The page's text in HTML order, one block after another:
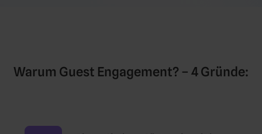
Warum Guest Engagement? – 4 Gründe: